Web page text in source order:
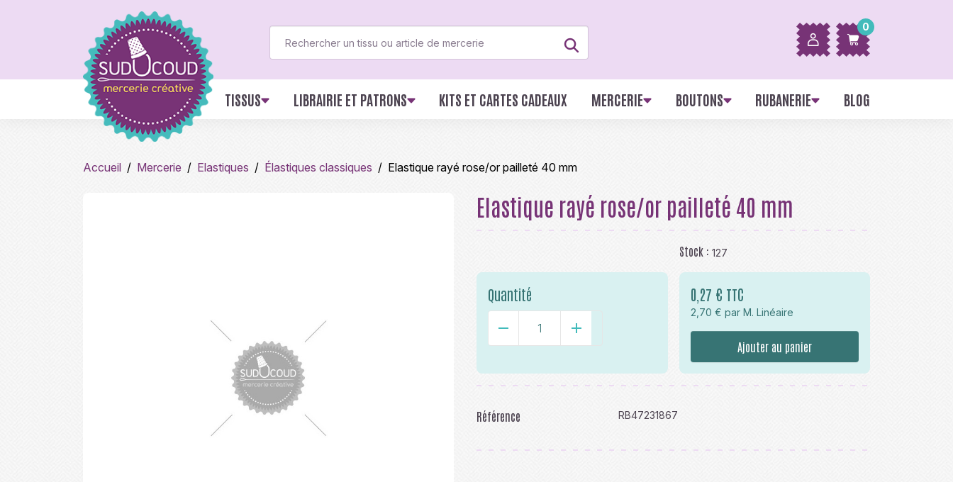
0
TISSUS LIBRAIRIE ET PATRONS KITS ET CARTES CADEAUX MERCERIE BOUTONS RUBANERIE BLOG
Accueil Mercerie Elastiques Élastiques classiques Elastique rayé rose/or pailleté 40 mm
Elastique rayé rose/or pailleté 40 mm
Stock : 127
Quantité
- +
0,27 € TTC
2,70 € par M. Linéaire
Ajouter au panier
Référence RB47231867